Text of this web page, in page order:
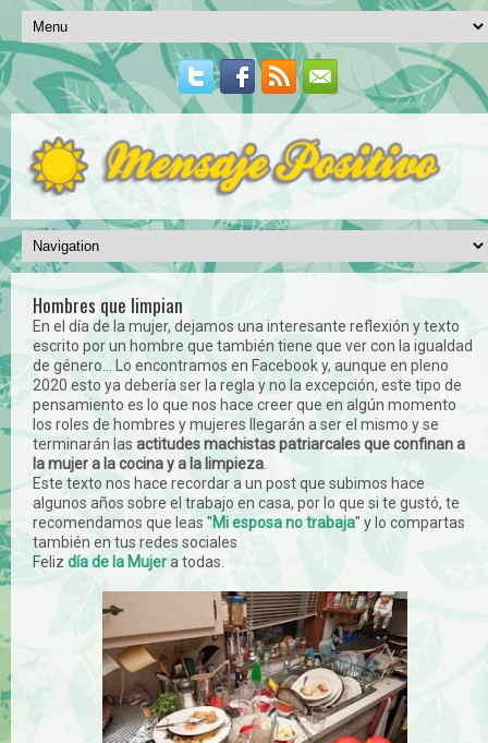
Hombres que limpian
En el día de la mujer, dejamos una interesante reflexión y texto
escrito por un hombre que también tiene que ver con la igualdad
de género... Lo encontramos en Facebook y, aunque en pleno
2020 esto ya debería ser la regla y no la excepción, este tipo de
pensamiento es lo que nos hace creer que en algún momento
los roles de hombres y mujeres llegarán a ser el mismo y se
terminarán las actitudes machistas patriarcales que confinan a
la mujer a la cocina y a la limpieza
Este texto nos hace recordar a un post que subimos hace
algunos años sobre el trabajo en casa, por lo que si te gustó, te
recomendamos que leas "Mi esposa no trabaja" y lo compartas
también en tus redes sociales
Feliz día de la Mujera todas.